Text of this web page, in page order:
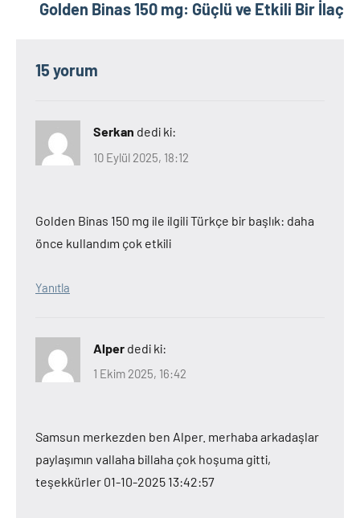
Golden Binas 150 mg: Güçlü ve Etkili Bir İlaç
15 yorum
Serkan dedi ki:
10 Eylül 2025, 18:12
Golden Binas 150 mg ile ilgili Türkçe bir başlık: daha
önce kullandım çok etkili
Yanıtla
Alper dedi ki:
1 Ekim 2025, 16:42
Samsun merkezden ben Alper. merhaba arkadaşlar
paylaşımın vallaha billaha çok hoşuma gitti,
teşekkürler 01-10-2025 13:42:57